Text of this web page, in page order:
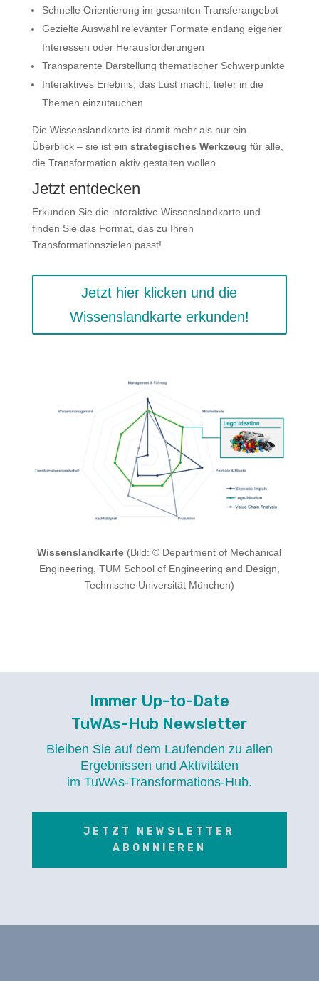
Schnelle Orientierung im gesamten Transferangebot
Gezielte Auswahl relevanter Formate entlang eigener
Interessen oder Herausforderungen
Transparente Darstellung thematischer Schwerpunkte
Interaktives Erlebnis, das Lust macht, tiefer in die
Themen einzutauchen
Die Wissenslandkarte ist damit mehr als nur ein
Überblick – sie ist ein strategisches Werkzeug für alle,
die Transformation aktiv gestalten wollen.
Jetzt entdecken
Erkunden Sie die interaktive Wissenslandkarte und
finden Sie das Format, das zu Ihren
Transformationszielen passt!
Jetzt hier klicken und die
Wissenslandkarte erkunden!
Wissenslandkarte (Bild: © Department of Mechanical
Engineering, TUM School of Engineering and Design,
Technische Universität München)
Immer Up-to-Date
TuWAs-Hub Newsletter
Bleiben Sie auf dem Laufenden zu allen
Ergebnissen und Aktivitäten
im TuWAs-Transformations-Hub.
JETZT NEWSLETTER
ABONNIEREN